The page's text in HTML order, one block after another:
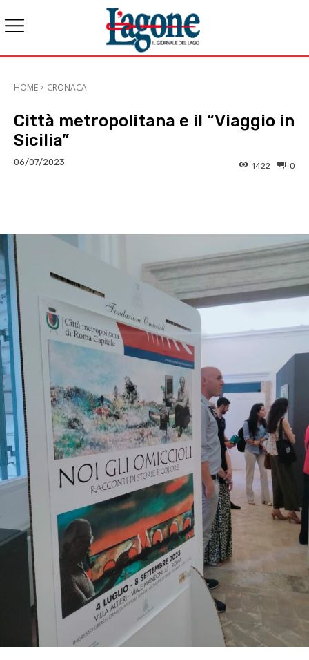
HOME CRONACA
Città metropolitana e il “Viaggio in
Sicilia”
06/07/2023 0
1422